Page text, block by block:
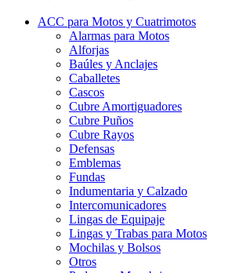
ACC para Motos y Cuatrimotos
Alarmas para Motos
Alforjas
Baúles y Anclajes
Caballetes
Cascos
Cubre Amortiguadores
Cubre Puños
Cubre Rayos
Defensas
Emblemas
Fundas
Indumentaria y Calzado
Intercomunicadores
Lingas de Equipaje
Lingas y Trabas para Motos
Mochilas y Bolsos
Otros